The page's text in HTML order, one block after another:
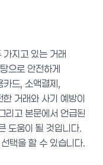
지고 있는 거래
으로 안전하게
카드, 소액결제,
거래와 사기 예방이
리고 본문에서 언급된
도움이 될 것입니다.
택을 할 수 있습니다.